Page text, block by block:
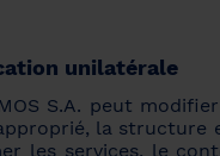
unilatérale
S.A. peut
la structure
les services, le